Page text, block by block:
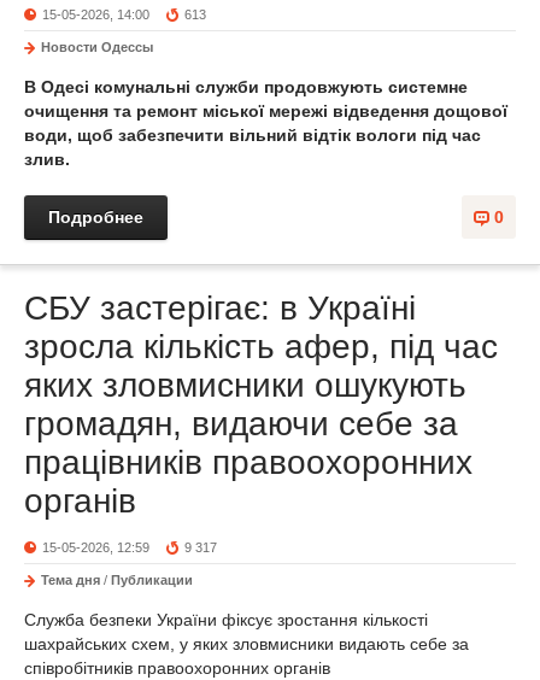
15-05-2026, 14:00 613
Новости Одессы
В Одесі комунальні служби продовжують системне
очищення та ремонт міської мережі відведення дощової
води, щоб забезпечити вільний відтік вологи під час
злив.
0
Подробнее
СБУ застерігає: в Україні
зросла кількість афер, під час
яких зловмисники ошукують
громадян, видаючи себе за
працівників правоохоронних
органів
15-05-2026, 12:59 9 317
Тема дня / Публикации
Служба безпеки України фіксує зростання кількості
шахрайських схем, у яких зловмисники видають себе за
співробітників правоохоронних органів